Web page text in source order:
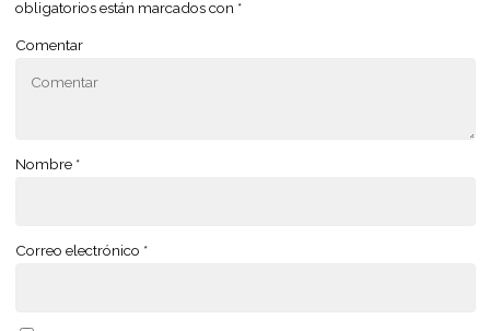
obligatorios están marcados con *
Comentar
Nombre *
Correo electrónico *